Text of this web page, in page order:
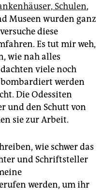
Schulen,
Museen wurden ganz
diese
Es tut mir weh,
wie nah alles
viele noch
werden
Die Odessiten
und den Schutt von
sie zur Arbeit.
wie schwer das
und Schriftsteller
werden, um ihr